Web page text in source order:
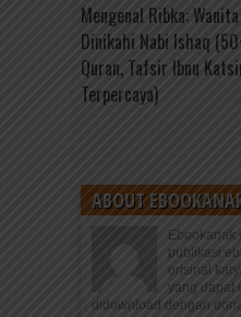
Mengenal Ribka:
Dinikahi Nabi Ishaq
Quran, Tafsir Ibnu
Terpercaya)
ABOUT
publikasi
orisinal
yang dapat
didownload dengan